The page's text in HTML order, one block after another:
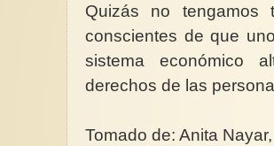
Quizás no tengamos
conscientes de que
sistema económico
derechos de las
Tomado de: Anita